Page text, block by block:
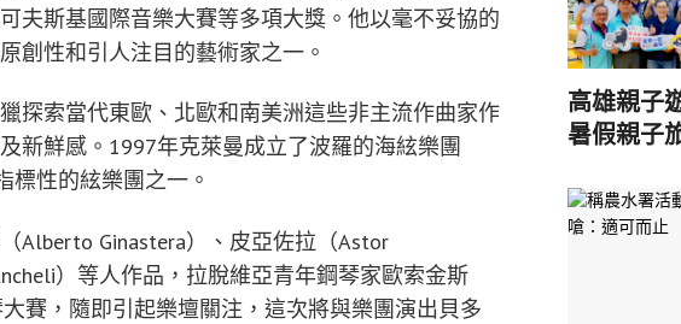
夫斯基國際音樂大賽等多項大獎。他以毫不妥協的
創性和引人注目的藝術家之一。
探索當代東歐、北歐和南美洲這些非主流作曲家作
新鮮感。1997年克萊曼成立了波羅的海絃樂團
標性的絃樂團之一。
Alberto Ginastera）、皮亞佐拉（Astor
）等人作品，拉脫維亞青年鋼琴家歐索金斯
大賽，隨即引起樂壇關注，這次將與樂團演出貝多
高雄親子
暑假親子